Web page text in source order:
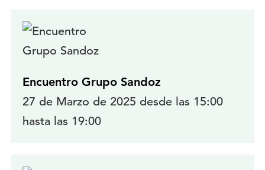
Encuentro Grupo Sandoz
27 de Marzo de 2025 desde las 15:00
hasta las 19:00